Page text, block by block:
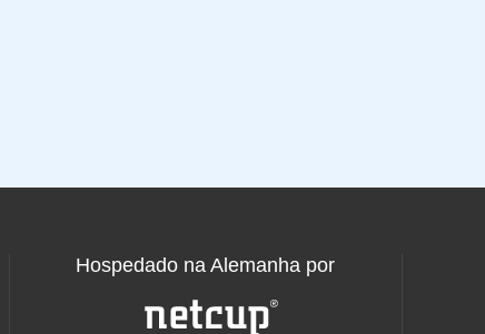
Hospedado na Alemanha por